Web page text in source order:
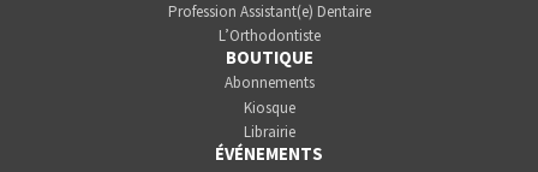
Profession Assistant(e) Dentaire
L’Orthodontiste
BOUTIQUE
Abonnements
Kiosque
Librairie
ÉVÉNEMENTS